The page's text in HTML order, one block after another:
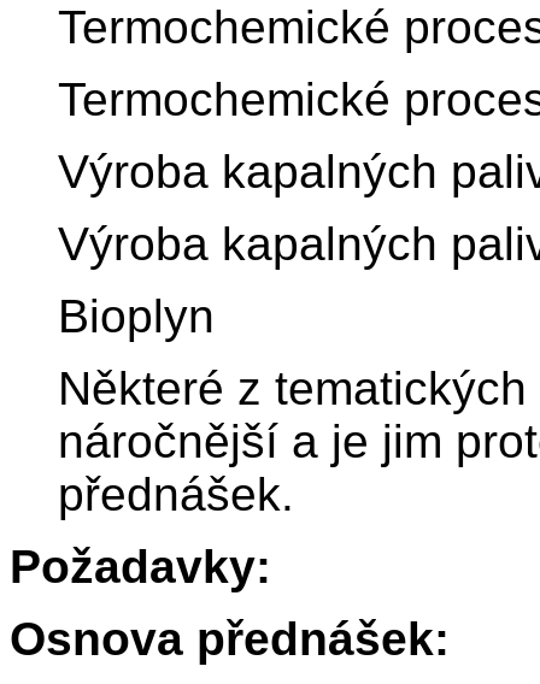
Termochemické
Termochemické
Výroba kapalných
Výroba kapalných
Bioplyn
Některé z
náročnější a je jim
přednášek.
Požadavky:
Osnova přednášek: